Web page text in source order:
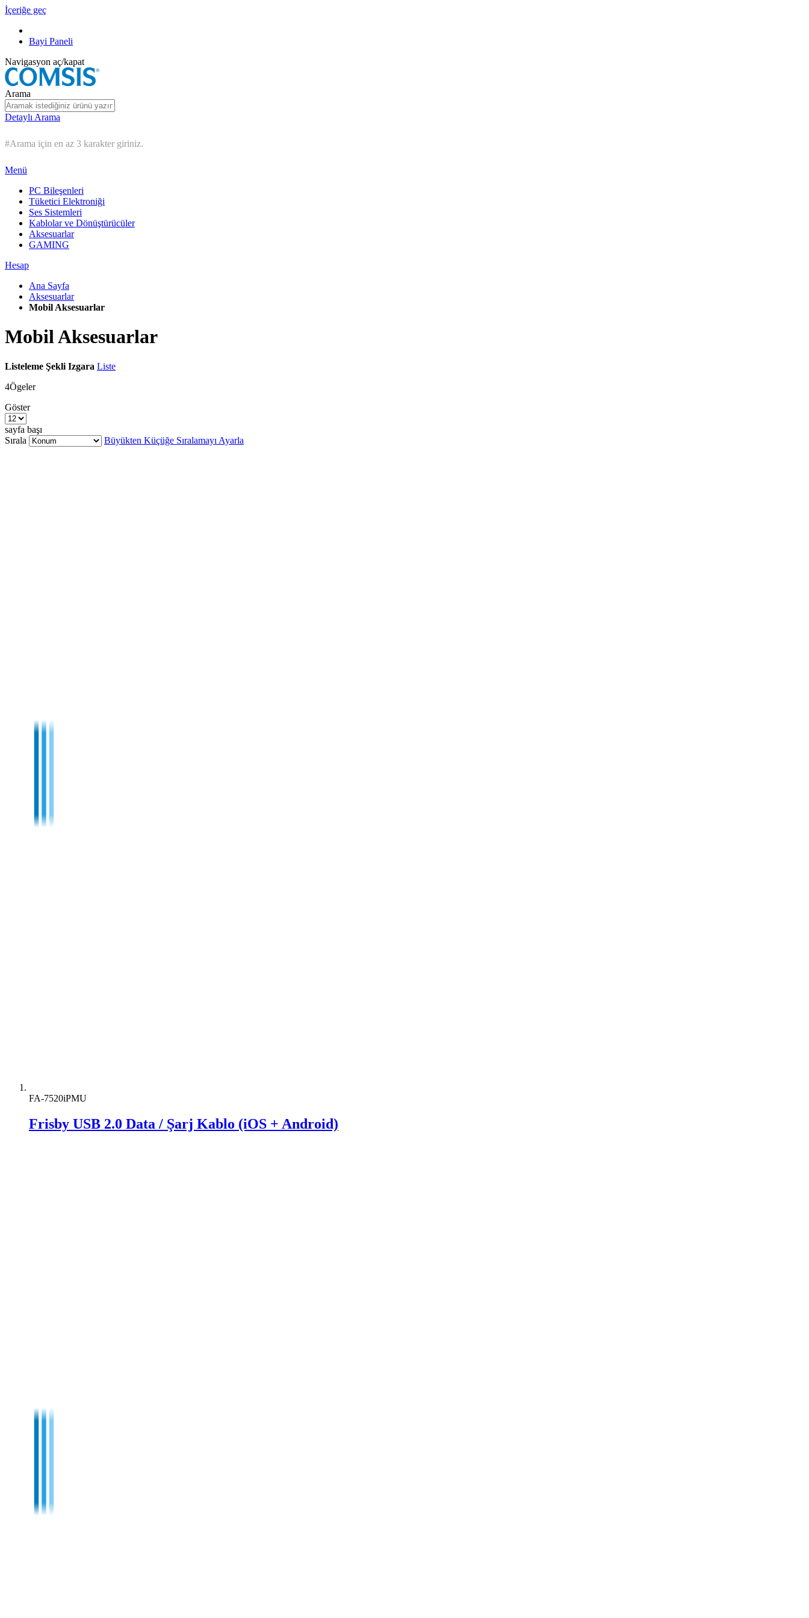
İçeriğe geç
Bayi Paneli
Navigasyon aç/kapat
Arama
Detaylı Arama
#Arama için en az 3 karakter giriniz.
Menü
PC Bileşenleri
Tüketici Elektroniği
Ses Sistemleri
Kablolar ve Dönüştürücüler
Aksesuarlar
GAMING
Hesap
Ana Sayfa
Aksesuarlar
Mobil Aksesuarlar
Mobil Aksesuarlar
Listeleme Şekli Izgara Liste
4Ögeler
Göster
sayfa başı
Sırala
Büyükten Küçüğe Sıralamayı Ayarla
FA-7520iPMU
Frisby USB 2.0 Data / Şarj Kablo (iOS + Android)